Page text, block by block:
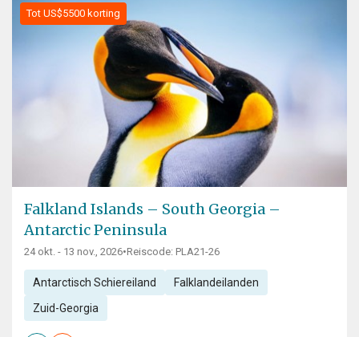
Tot US$5500 korting
Falkland Islands – South Georgia –
Antarctic Peninsula
24 okt. - 13 nov., 2026•Reiscode: PLA21-26
Antarctisch Schiereiland Falklandeilanden
Zuid-Georgia